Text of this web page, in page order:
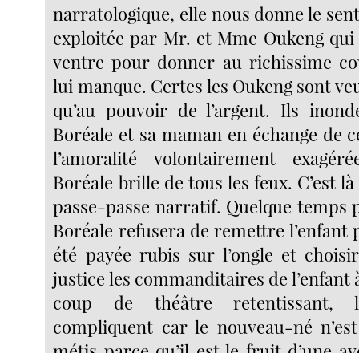
narratologique, elle nous donne le
exploitée par Mr. et Mme Oukeng
ventre pour donner au richissime
lui manque. Certes les Oukeng sont
qu’au pouvoir de l’argent. Ils
Boréale et sa maman en échange de
l’amoralité volontairement
Boréale brille de tous les feux. C’est
passe-passe narratif. Quelque temps
Boréale refusera de remettre l’enfant
été payée rubis sur l’ongle et
justice les commanditaires de l’enfant
coup de théâtre retentissant,
compliquent car le nouveau-né